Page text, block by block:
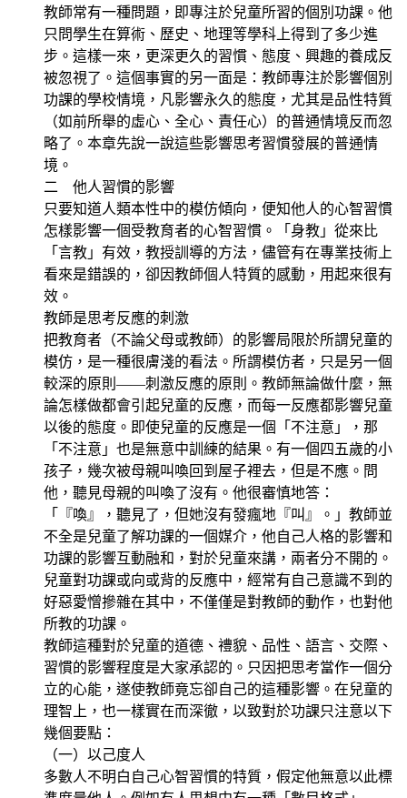
教師常有一種問題，即專注於兒童所習的個別功課。他
只問學生在算術、歷史、地理等學科上得到了多少進
步。這樣一來，更深更久的習慣、態度、興趣的養成反
被忽視了。這個事實的另一面是：教師專注於影響個別
功課的學校情境，凡影響永久的態度，尤其是品性特質
（如前所舉的虛心、全心、責任心）的普通情境反而忽
略了。本章先說一說這些影響思考習慣發展的普通情
境。
二 他人習慣的影響
只要知道人類本性中的模仿傾向，便知他人的心智習慣
怎樣影響一個受教育者的心智習慣。「身教」從來比
「言教」有效，教授訓導的方法，儘管有在專業技術上
看來是錯誤的，卻因教師個人特質的感動，用起來很有
效。
教師是思考反應的刺激
把教育者（不論父母或教師）的影響局限於所謂兒童的
模仿，是一種很膚淺的看法。所謂模仿者，只是另一個
較深的原則——刺激反應的原則。教師無論做什麼，無
論怎樣做都會引起兒童的反應，而每一反應都影響兒童
以後的態度。即使兒童的反應是一個「不注意」，那
「不注意」也是無意中訓練的結果。有一個四五歲的小
孩子，幾次被母親叫喚回到屋子裡去，但是不應。問
他，聽見母親的叫喚了沒有。他很審慎地答：
「『喚』，聽見了，但她沒有發瘋地『叫』。」教師並
不全是兒童了解功課的一個媒介，他自己人格的影響和
功課的影響互動融和，對於兒童來講，兩者分不開的。
兒童對功課或向或背的反應中，經常有自己意識不到的
好惡愛憎摻雜在其中，不僅僅是對教師的動作，也對他
所教的功課。
教師這種對於兒童的道德、禮貌、品性、語言、交際、
習慣的影響程度是大家承認的。只因把思考當作一個分
立的心能，遂使教師竟忘卻自己的這種影響。在兒童的
理智上，也一樣實在而深徹，以致對於功課只注意以下
幾個要點：
（一）以己度人
多數人不明白自己心智習慣的特質，假定他無意以此標